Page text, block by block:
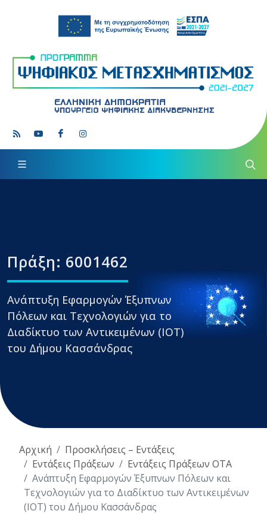
Πράξη: 6001462
Ανάπτυξη Εφαρμογών Έξυπνων
Πόλεων και Τεχνολογιών για το
Διαδίκτυο των Αντικειμένων (ΙΟΤ)
του Δήμου Κασσάνδρας
Αρχική
Προσκλήσεις – Εντάξεις
Εντάξεις Πράξεων
Εντάξεις Πράξεων ΟΤΑ
Ανάπτυξη Εφαρμογών Έξυπνων Πόλεων και
Τεχνολογιών για το Διαδίκτυο των Αντικειμένων
(ΙΟΤ) του Δήμου Κασσάνδρας